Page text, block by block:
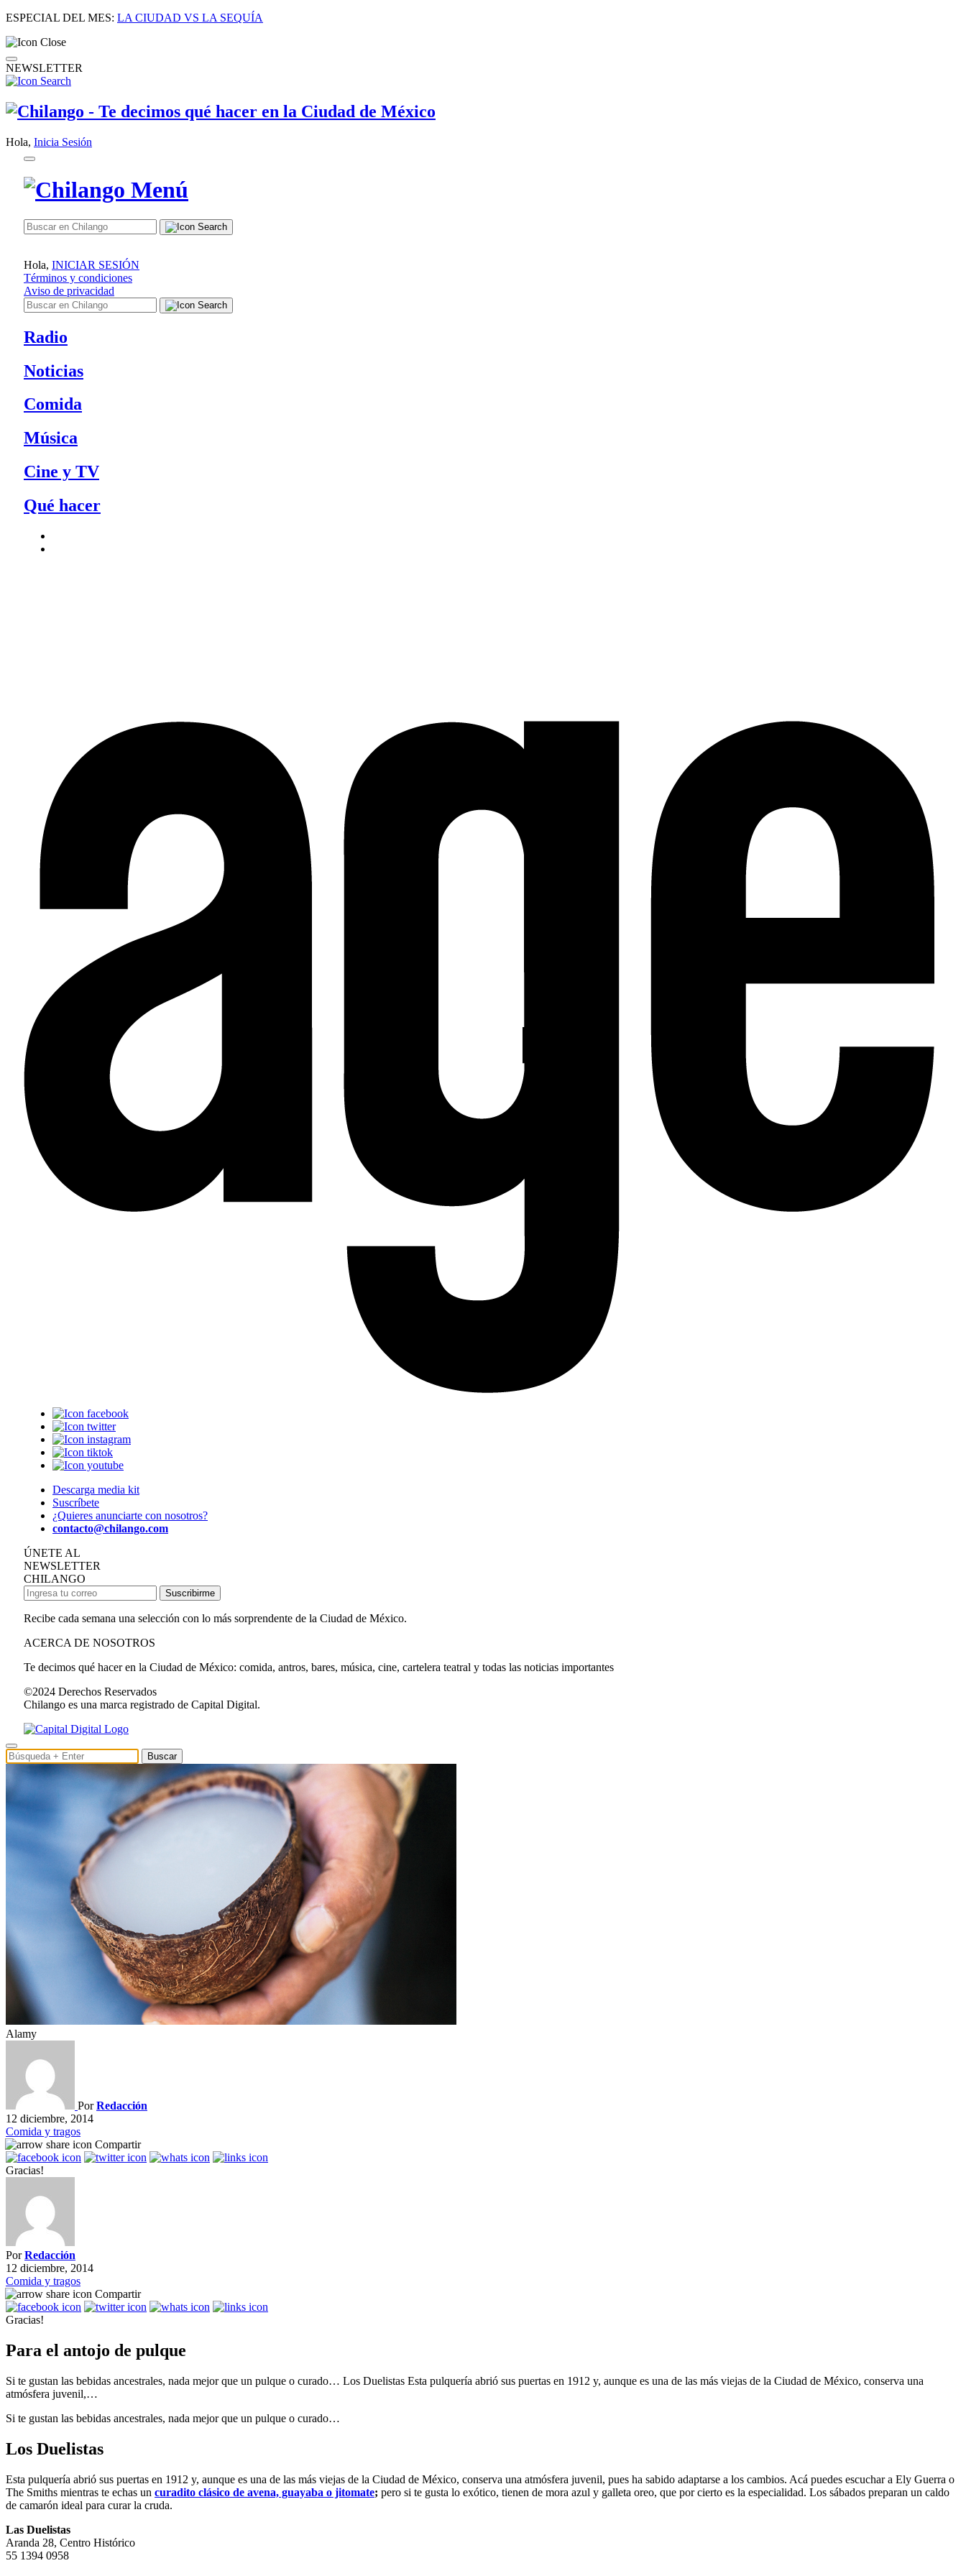
ESPECIAL DEL MES: LA CIUDAD VS LA SEQUÍA
NEWSLETTER
Hola, Inicia Sesión
Hola, INICIAR SESIÓN
Términos y condiciones
Aviso de privacidad
Radio
Noticias
Comida
Música
Cine y TV
Qué hacer
Descarga media kit
Suscríbete
¿Quieres anunciarte con nosotros?
contacto@chilango.com
ÚNETE AL
NEWSLETTER
CHILANGO
Suscribirme
Recibe cada semana una selección con lo más sorprendente de la Ciudad de México.
ACERCA DE NOSOTROS
Te decimos qué hacer en la Ciudad de México: comida, antros, bares, música, cine, cartelera teatral y todas las noticias importantes
©2024 Derechos Reservados
Chilango es una marca registrado de Capital Digital.
Buscar
Alamy
PorRedacción
12 diciembre, 2014
Comida y tragos
Compartir
Gracias!
PorRedacción
12 diciembre, 2014
Comida y tragos
Compartir
Gracias!
Para el antojo de pulque
Si te gustan las bebidas ancestrales, nada mejor que un pulque o curado… Los Duelistas Esta pulquería abrió sus puertas en 1912 y, aunque es una de las más viejas de la Ciudad de México, conserva una
atmósfera juvenil,…
Si te gustan las bebidas ancestrales, nada mejor que un pulque o curado…
Los Duelistas
Esta pulquería abrió sus puertas en 1912 y, aunque es una de las más viejas de la Ciudad de México, conserva una atmósfera juvenil, pues ha sabido adaptarse a los cambios. Acá puedes escuchar a Ely Guerra o
The Smiths mientras te echas un curadito clásico de avena, guayaba o jitomate; pero si te gusta lo exótico, tienen de mora azul y galleta oreo, que por cierto es la especialidad. Los sábados preparan un caldo
de camarón ideal para curar la cruda.
Las Duelistas
Aranda 28, Centro Histórico
55 1394 0958